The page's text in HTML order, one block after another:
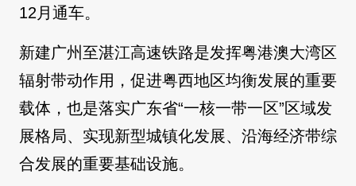
12月通车。
新建广州至湛江高速铁路是发挥粤港澳大湾区
辐射带动作用，促进粤西地区均衡发展的重要
载体，也是落实广东省“一核一带一区”区域发
展格局、实现新型城镇化发展、沿海经济带综
合发展的重要基础设施。